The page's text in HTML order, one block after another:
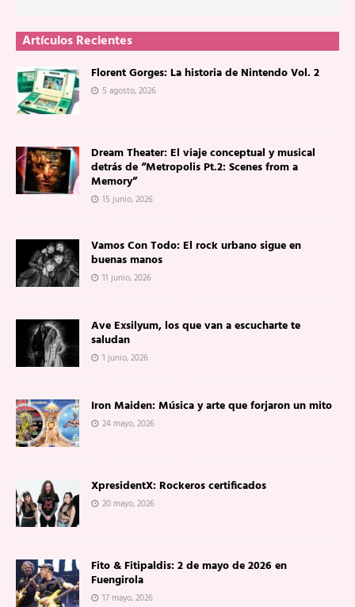
Artículos Recientes
Florent Gorges: La historia de Nintendo Vol. 2
5 agosto, 2026
Dream Theater: El viaje conceptual y musical
detrás de “Metropolis Pt.2: Scenes from a
Memory”
15 junio, 2026
Vamos Con Todo: El rock urbano sigue en
buenas manos
11 junio, 2026
Ave Exsilyum, los que van a escucharte te
saludan
1 junio, 2026
Iron Maiden: Música y arte que forjaron un mito
24 mayo, 2026
XpresidentX: Rockeros certificados
20 mayo, 2026
Fito & Fitipaldis: 2 de mayo de 2026 en
Fuengirola
17 mayo, 2026